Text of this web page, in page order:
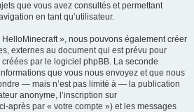
que vous avez consultés et permettant
en tant qu’utilisateur.
», nous pouvons également créer
externes au document qui est prévu pour
par le logiciel phpBB. La seconde
que vous nous envoyez et que nous
— mais n’est pas limité à — la publication
anonyme, l’inscription sur
après par « votre compte ») et les messages